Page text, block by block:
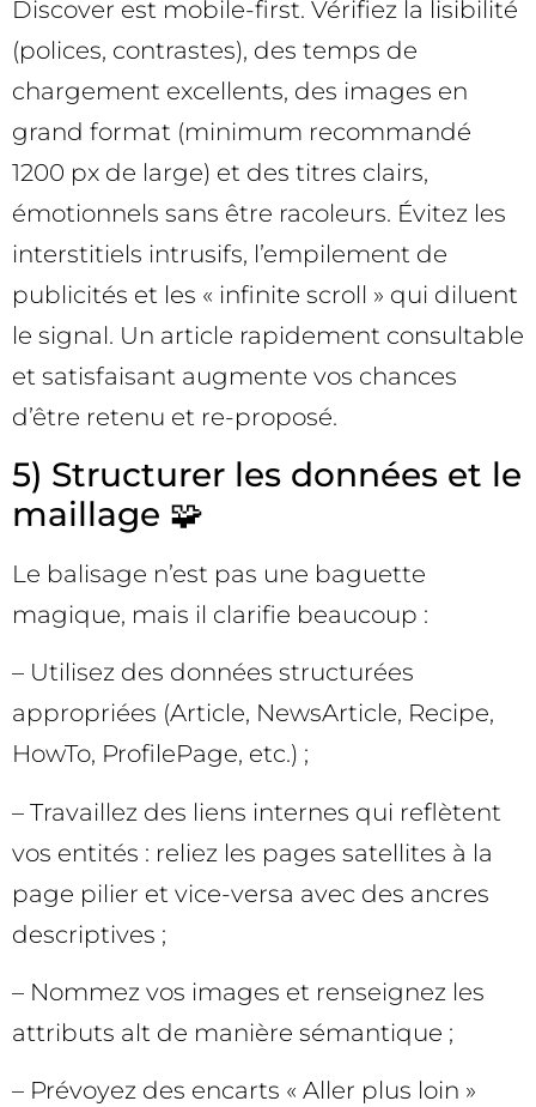
Discover est mobile-first. Vérifiez la lisibilité
(polices, contrastes), des temps de
chargement excellents, des images en
grand format (minimum recommandé
1200 px de large) et des titres clairs,
émotionnels sans être racoleurs. Évitez les
interstitiels intrusifs, l’empilement de
publicités et les « infinite scroll » qui diluent
le signal. Un article rapidement consultable
et satisfaisant augmente vos chances
d’être retenu et re-proposé.
5) Structurer les données et le
maillage 🧩
Le balisage n’est pas une baguette
magique, mais il clarifie beaucoup :
– Utilisez des données structurées
appropriées (Article, NewsArticle, Recipe,
HowTo, ProfilePage, etc.) ;
– Travaillez des liens internes qui reflètent
vos entités : reliez les pages satellites à la
page pilier et vice-versa avec des ancres
descriptives ;
– Nommez vos images et renseignez les
attributs alt de manière sémantique ;
– Prévoyez des encarts « Aller plus loin »